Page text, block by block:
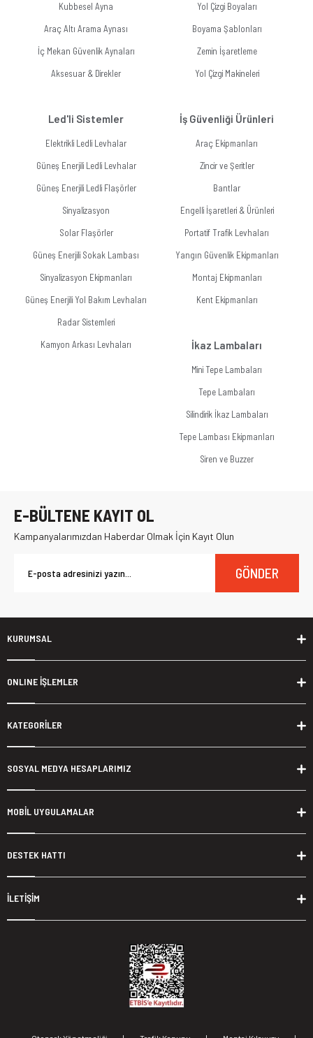
Kubbesel Ayna
Araç Altı Arama Aynası
İç Mekan Güvenlik Aynaları
Aksesuar & Direkler
Led'li Sistemler
Elektrikli Ledli Levhalar
Güneş Enerjili Ledli Levhalar
Güneş Enerjili Ledli Flaşörler
Sinyalizasyon
Solar Flaşörler
Güneş Enerjili Sokak Lambası
Sinyalizasyon Ekipmanları
Güneş Enerjili Yol Bakım Levhaları
Radar Sistemleri
Kamyon Arkası Levhaları
Yol Çizgi Boyaları
Boyama Şablonları
Zemin İşaretleme
Yol Çizgi Makineleri
İş Güvenliği Ürünleri
Araç Ekipmanları
Zincir ve Şeritler
Bantlar
Engelli İşaretleri & Ürünleri
Portatif Trafik Levhaları
Yangın Güvenlik Ekipmanları
Montaj Ekipmanları
Kent Ekipmanları
İkaz Lambaları
Mini Tepe Lambaları
Tepe Lambaları
Silindirik İkaz Lambaları
Tepe Lambası Ekipmanları
Siren ve Buzzer
E-BÜLTENE KAYIT OL
Kampanyalarımızdan Haberdar Olmak İçin Kayıt Olun
GÖNDER
KURUMSAL
ONLINE İŞLEMLER
KATEGORİLER
SOSYAL MEDYA HESAPLARIMIZ
MOBİL UYGULAMALAR
DESTEK HATTI
İLETİŞİM